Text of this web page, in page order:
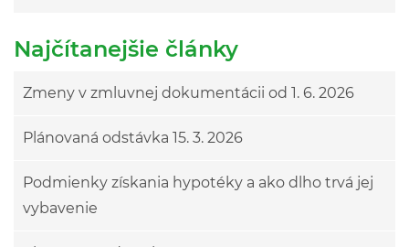
Najčítanejšie články
Zmeny v zmluvnej dokumentácii od 1. 6. 2026
Plánovaná odstávka 15. 3. 2026
Podmienky získania hypotéky a ako dlho trvá jej
vybavenie